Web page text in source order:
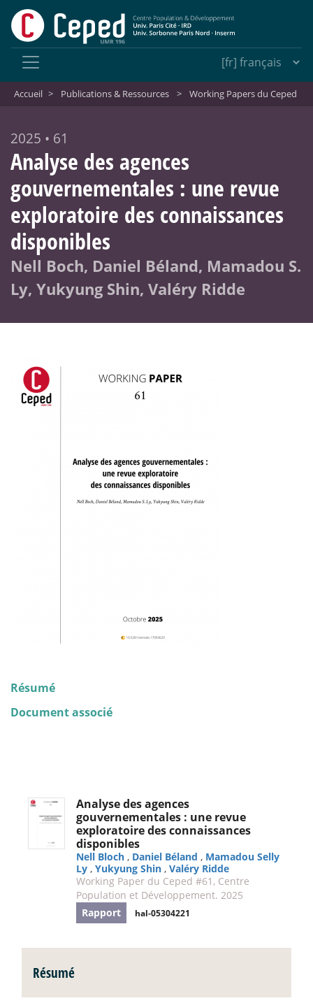
Accueil > Publications & Ressources > Working Papers du Ceped
2025 • 61
Analyse des agences
gouvernementales : une revue
exploratoire des connaissances
disponibles
Nell Boch, Daniel Béland, Mamadou S.
Ly, Yukyung Shin, Valéry Ridde
Résumé
Document associé
Analyse des agences
gouvernementales : une revue
exploratoire des connaissances
disponibles
Nell Bloch , Daniel Béland , Mamadou Selly
Ly , Yukyung Shin , Valéry Ridde
Working Paper du Ceped #61, Centre
Population et Développement. 2025
Rapport
hal-05304221
Résumé